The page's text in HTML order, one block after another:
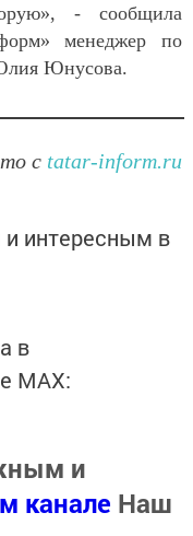
- сообщила
менеджер по
Юнусова.
с tatar-inform.ru
интересным в
в
MАХ:
и
канале Наш